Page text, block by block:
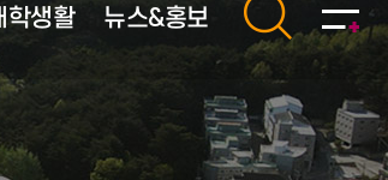
부속시설
장학안내
학생활
체육시설 이용안내
뉴스&홍보